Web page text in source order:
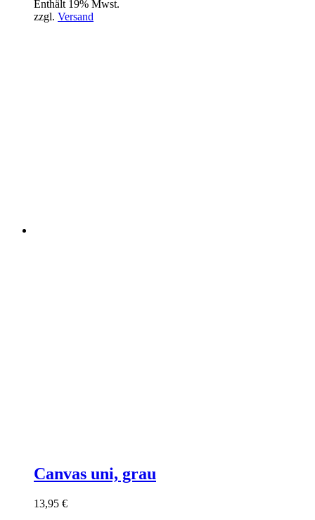
Enthält 19% Mwst.
zzgl. Versand
Canvas uni, grau
13,95 €